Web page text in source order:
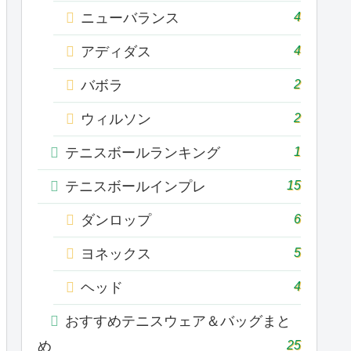
ニューバランス 4
アディダス 4
バボラ 2
ウィルソン 2
テニスボールランキング 1
テニスボールインプレ 15
ダンロップ 6
ヨネックス 5
ヘッド 4
おすすめテニスウェア＆バッグまと
め
25